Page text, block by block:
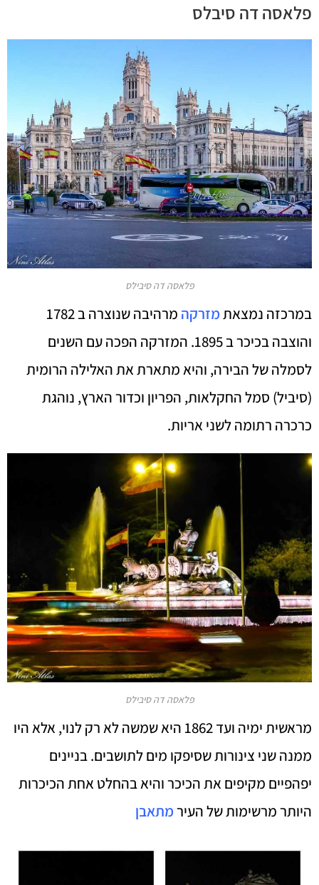
פלאסה דה סיבלס
פלאסה דה סיבילס
במרכזה נמצאתמזרקה
מרהיבה שנוצרה ב 1782
והוצבה בכיכר ב 1895. המזרקה הפכה עם השנים
לסמלה של הבירה, והיא מתארת את האלילה הרומית
(סיביל) סמל החקלאות, הפריון וכדור הארץ, נוהגת
כרכרה רתומה לשני אריות.
פלאסה דה סיבילס
מראשית ימיה ועד 1862 היא שמשה לא רק לנוי, אלא היו
ממנה שני צינורות שסיפקו מים לתושבים. בניינים
יפהפיים מקיפים את הכיכר והיא בהחלט אחת הכיכרות
היותר מרשימות של העירמתאבן